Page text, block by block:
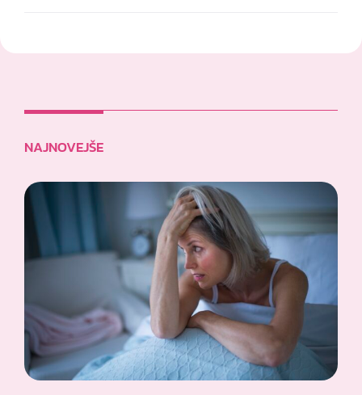
NAJNOVEJŠE